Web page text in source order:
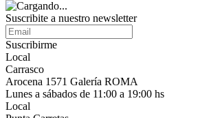
Suscribite a nuestro newsletter
Suscribirme
Local
Carrasco
Arocena 1571 Galería ROMA
Lunes a sábados de 11:00 a 19:00 hs
Local